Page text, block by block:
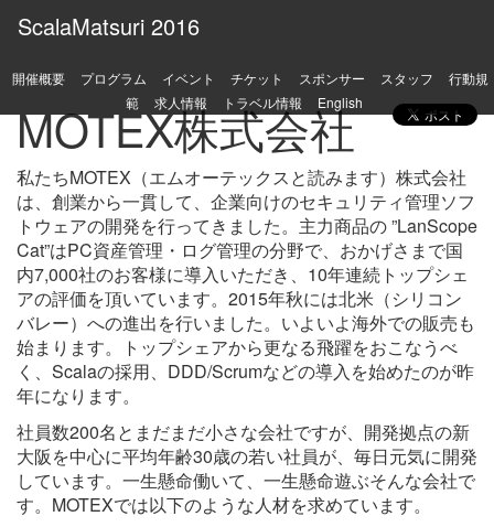
ScalaMatsuri 2016
開催概要 プログラム イベント チケット スポンサー スタッフ
行動規
範
求人情報 トラベル情報 English
MOTEX株式会社
私たちMOTEX（エムオーテックスと読みます）株式会社
は、創業から一貫して、企業向けのセキュリティ管理ソフ
トウェアの開発を行ってきました。主力商品の ”LanScope
Cat”はPC資産管理・ログ管理の分野で、おかげさまで国
内7,000社のお客様に導入いただき、10年連続トップシェ
アの評価を頂いています。2015年秋には北米（シリコン
バレー）への進出を行いました。いよいよ海外での販売も
始まります。トップシェアから更なる飛躍をおこなうべ
く、Scalaの採用、DDD/Scrumなどの導入を始めたのが昨
年になります。
社員数200名とまだまだ小さな会社ですが、開発拠点の新
大阪を中心に平均年齢30歳の若い社員が、毎日元気に開発
しています。一生懸命働いて、一生懸命遊ぶそんな会社で
す。MOTEXでは以下のような人材を求めています。